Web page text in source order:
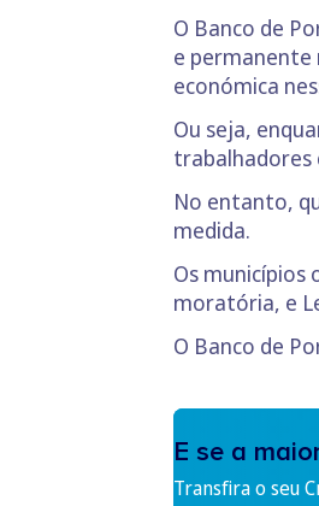
O Banco de
e permanente
económica
Ou seja,
trabalhadores
No entanto,
medida.
Os
moratória, e
O Banco de
E se a
Transfira o seu